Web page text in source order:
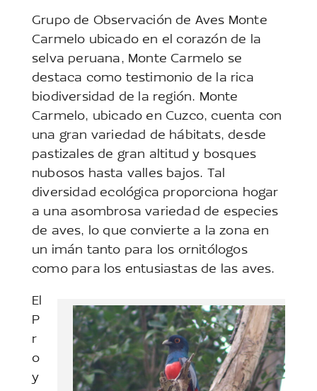
Grupo de Observación de Aves Monte
Carmelo ubicado en el corazón de la
selva peruana, Monte Carmelo se
destaca como testimonio de la rica
biodiversidad de la región. Monte
Carmelo, ubicado en Cuzco, cuenta con
una gran variedad de hábitats, desde
pastizales de gran altitud y bosques
nubosos hasta valles bajos. Tal
diversidad ecológica proporciona hogar
a una asombrosa variedad de especies
de aves, lo que convierte a la zona en
un imán tanto para los ornitólogos
como para los entusiastas de las aves.
El
P
r
o
y